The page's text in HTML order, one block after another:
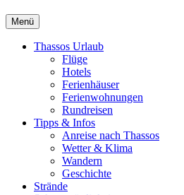
Menü
Thassos Urlaub
Flüge
Hotels
Ferienhäuser
Ferienwohnungen
Rundreisen
Tipps & Infos
Anreise nach Thassos
Wetter & Klima
Wandern
Geschichte
Strände